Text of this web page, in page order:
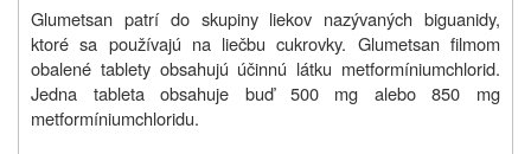
Glumetsan patrí do skupiny liekov nazývaných biguanidy,
ktoré sa používajú na liečbu cukrovky. Glumetsan filmom
obalené tablety obsahujú účinnú látku metformíniumchlorid.
Jedna tableta obsahuje buď 500 mg alebo 850 mg
metformíniumchloridu.